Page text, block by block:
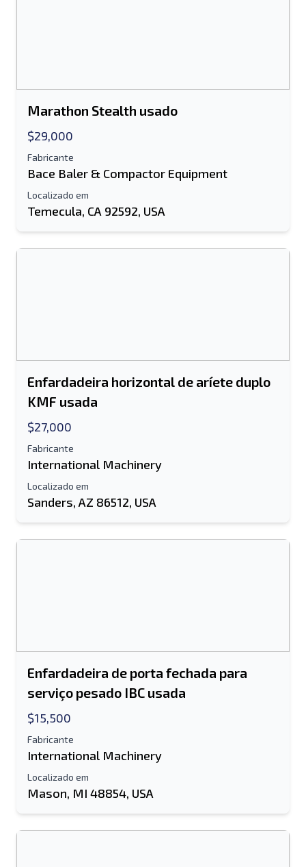
Móvel
Enviar
Marathon Stealth usado
$29,000
Fabricante
Bace Baler & Compactor Equipment
Localizado em
Temecula, CA 92592, USA
Enfardadeira horizontal de aríete duplo
KMF usada
$27,000
Fabricante
International Machinery
Localizado em
Sanders, AZ 86512, USA
Enfardadeira de porta fechada para
serviço pesado IBC usada
$15,500
Fabricante
International Machinery
Localizado em
Mason, MI 48854, USA
informação adicional